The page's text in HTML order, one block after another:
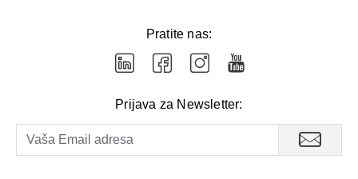
Pratite nas:
Prijava za Newsletter: